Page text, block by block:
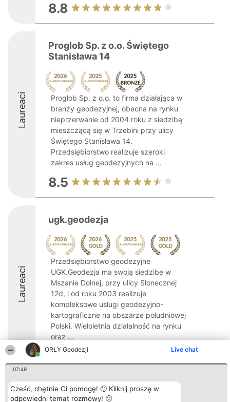
ORŁY Geodezji Live chat
07:49
Cześć, chętnie Ci pomogę! 🙂 Kliknij proszę w
odpowiedni temat rozmowy! 🙂
8.8
Laureaci
Proglob Sp. z o.o. Świętego
Stanisława 14
Proglob Sp. z o.o. to firma działająca w
branży geodezyjnej, obecna na rynku
nieprzerwanie od 2004 roku z siedzibą
mieszczącą się w Trzebini przy ulicy
Świętego Stanisława 14.
Przedsiębiorstwo realizuje szeroki
zakres usług geodezyjnych na ...
8.5
Laureaci
ugk.geodezja
Przedsiębiorstwo geodezyjne
UGK.Geodezja ma swoją siedzibę w
Mszanie Dolnej, przy ulicy Słonecznej
12d, i od roku 2003 realizuje
kompleksowe usługi geodezyjno-
kartograficzne na obszarze południowej
Polski. Wieloletnia działalność na rynku
oraz ...
10
Organizator plebiscytu
Bright Side Solutions sp. z o.
Plebiscyt
Laureaci
Kontakt